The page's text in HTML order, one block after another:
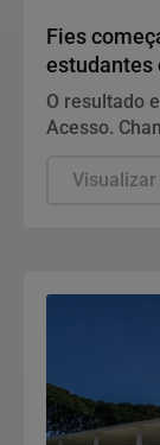
Fies
estudantes
O resultado
Acesso.
Visualizar